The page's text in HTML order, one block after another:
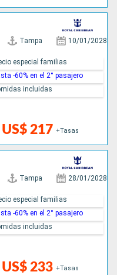
Tampa 10/01/2028
US$ 217 +Tasas
especial familias
-60% en el 2° pasajero
incluidas
Tampa 28/01/2028
US$ 233 +Tasas
especial familias
-60% en el 2° pasajero
incluidas